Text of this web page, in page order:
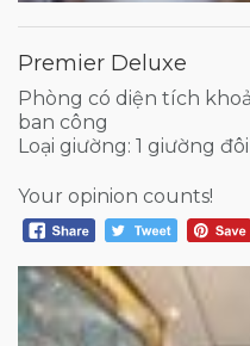
Premier Deluxe
Phòng có diện tích
ban công
Loại giường: 1 giường đôi
Your opinion counts!